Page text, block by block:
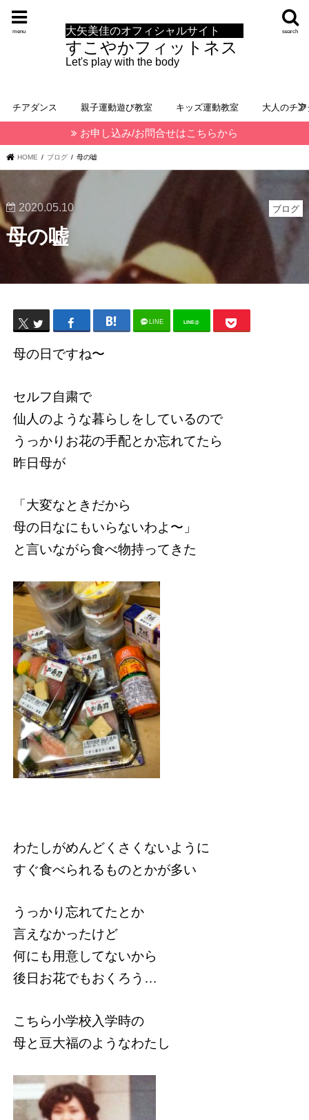
大矢美佳のオフィシャルサイト
すこやかフィットネス
Let's play with the body
search
menu
チアダンス 親子運動遊び教室 キッズ運動教室 大人のチ
お申し込み/お問合せはこちらから
HOME ブログ 母の嘘
ブログ
2020.05.10
母の嘘
LINE LINE@
母の日ですね〜
セルフ自粛で
仙人のような暮らしをしているので
うっかりお花の手配とか忘れてたら
昨日母が
「大変なときだから
母の日なにもいらないわよ〜」
と言いながら食べ物持ってきた
わたしがめんどくさくないように
すぐ食べられるものとかが多い
うっかり忘れてたとか
言えなかったけど
何にも用意してないから
後日お花でもおくろう…
こちら小学校入学時の
母と豆大福のようなわたし